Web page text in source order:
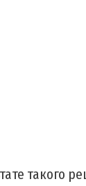
такого